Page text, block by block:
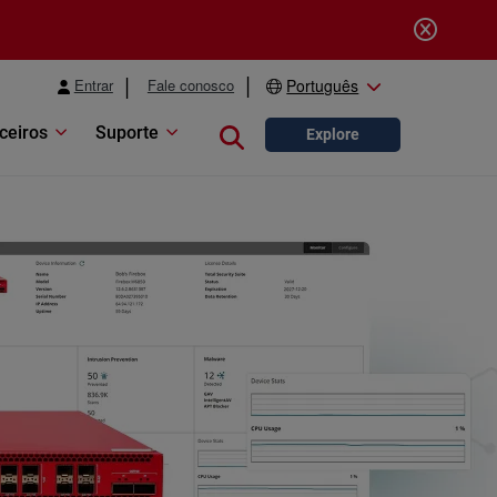
Entrar Fale conosco Português
Suporte Close search
Explore